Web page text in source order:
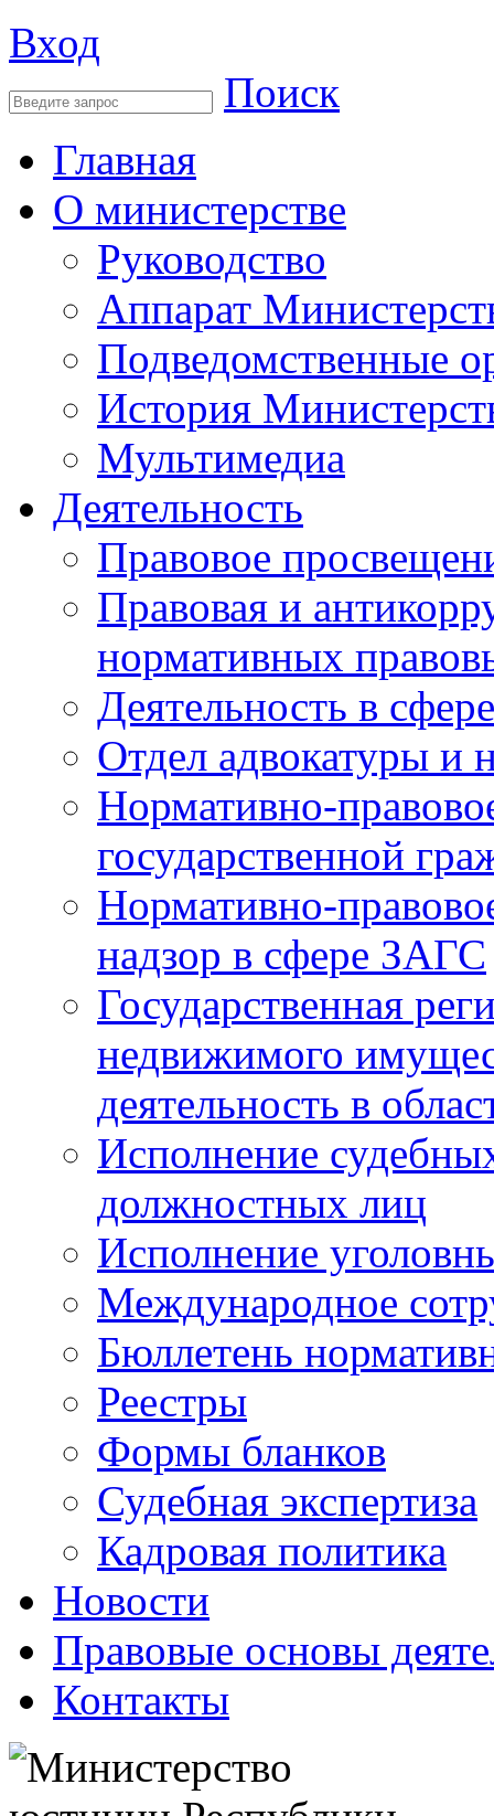
Вход
Поиск
Главная
О министерстве
Руководство
Аппарат
Подведомственные
История
Мультимедиа
Деятельность
Правовое
Правовая и
нормативных
Деятельность в
Отдел адвокатуры и
Нормативно-
государственной
Нормативно-
надзор в сфере ЗАГС
Государственная
недвижимого
деятельность в
Исполнение
должностных лиц
Исполнение
Международное
Бюллетень
Реестры
Формы бланков
Судебная экспертиза
Кадровая политика
Новости
Правовые основы
Контакты